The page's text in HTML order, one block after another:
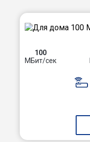
100
МБит/сек